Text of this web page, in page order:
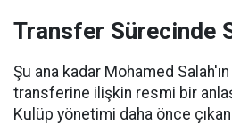
Transfer Sürecinde
Şu ana kadar Mohamed
transferine ilişkin resmi bir
Kulüp yönetimi daha önce